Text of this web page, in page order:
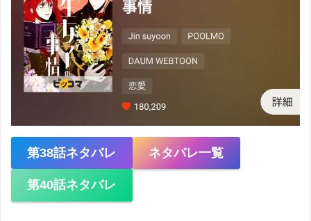
第38話ネタバレ ネタバレ一覧
第40話ネタバレ